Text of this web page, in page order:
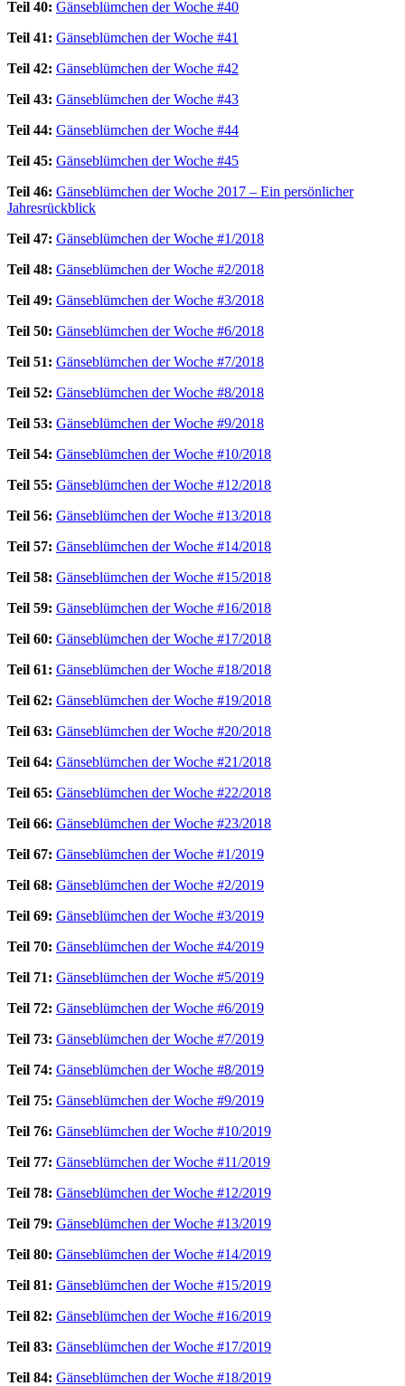
Teil 40: Gänseblümchen der Woche #40
Teil 41: Gänseblümchen der Woche #41
Teil 42: Gänseblümchen der Woche #42
Teil 43: Gänseblümchen der Woche #43
Teil 44: Gänseblümchen der Woche #44
Teil 45: Gänseblümchen der Woche #45
Teil 46: Gänseblümchen der Woche 2017 – Ein persönlicher
Jahresrückblick
Teil 47: Gänseblümchen der Woche #1/2018
Teil 48: Gänseblümchen der Woche #2/2018
Teil 49: Gänseblümchen der Woche #3/2018
Teil 50: Gänseblümchen der Woche #6/2018
Teil 51: Gänseblümchen der Woche #7/2018
Teil 52: Gänseblümchen der Woche #8/2018
Teil 53: Gänseblümchen der Woche #9/2018
Teil 54: Gänseblümchen der Woche #10/2018
Teil 55: Gänseblümchen der Woche #12/2018
Teil 56: Gänseblümchen der Woche #13/2018
Teil 57: Gänseblümchen der Woche #14/2018
Teil 58: Gänseblümchen der Woche #15/2018
Teil 59: Gänseblümchen der Woche #16/2018
Teil 60: Gänseblümchen der Woche #17/2018
Teil 61: Gänseblümchen der Woche #18/2018
Teil 62: Gänseblümchen der Woche #19/2018
Teil 63: Gänseblümchen der Woche #20/2018
Teil 64: Gänseblümchen der Woche #21/2018
Teil 65: Gänseblümchen der Woche #22/2018
Teil 66: Gänseblümchen der Woche #23/2018
Teil 67: Gänseblümchen der Woche #1/2019
Teil 68: Gänseblümchen der Woche #2/2019
Teil 69: Gänseblümchen der Woche #3/2019
Teil 70: Gänseblümchen der Woche #4/2019
Teil 71: Gänseblümchen der Woche #5/2019
Teil 72: Gänseblümchen der Woche #6/2019
Teil 73: Gänseblümchen der Woche #7/2019
Teil 74: Gänseblümchen der Woche #8/2019
Teil 75: Gänseblümchen der Woche #9/2019
Teil 76: Gänseblümchen der Woche #10/2019
Teil 77: Gänseblümchen der Woche #11/2019
Teil 78: Gänseblümchen der Woche #12/2019
Teil 79: Gänseblümchen der Woche #13/2019
Teil 80: Gänseblümchen der Woche #14/2019
Teil 81: Gänseblümchen der Woche #15/2019
Teil 82: Gänseblümchen der Woche #16/2019
Teil 83: Gänseblümchen der Woche #17/2019
Teil 84: Gänseblümchen der Woche #18/2019